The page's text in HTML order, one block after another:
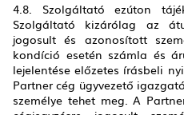
4.8. Szolgáltató ezúton
Szolgáltató kizárólag az
jogosult és azonosított
kondíció esetén számla és
lejelentése előzetes írásbeli
Partner cég ügyvezető
személye tehet meg. A